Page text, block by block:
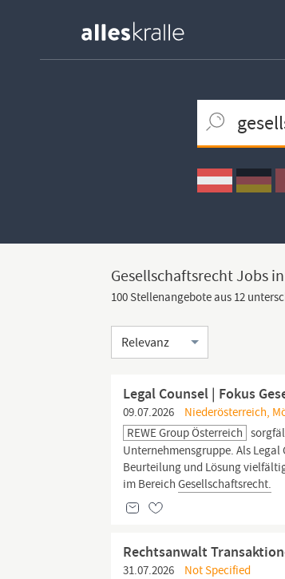
Ortssuche
Umkreissuche
Arbeitsform
Gesellschaftsrecht Jobs
100 Stellenangebote aus 12
Sortierung
Legal Counsel | Fokus
09.07.2026
Niederösterreich,
REWE Group Österreich
Unternehmensgruppe. Als
Beurteilung und Lösung
im BereichGesellschaftsrecht.
Rechtsanwalt
31.07.2026
Not Specified